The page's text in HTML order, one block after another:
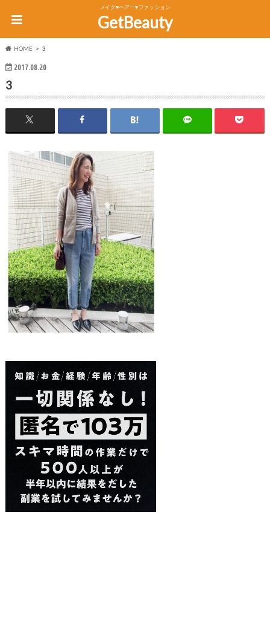
メイク♥ヘアー♥ファッション
GetBeauty
HOME 3
2017.08.20
3